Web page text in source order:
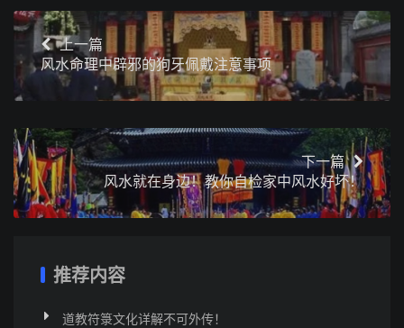
上一篇
风水命理中辟邪的狗牙佩戴注意事项
下一篇
风水就在身边！教你自检家中风水好坏！
推荐内容
道教符箓文化详解不可外传！